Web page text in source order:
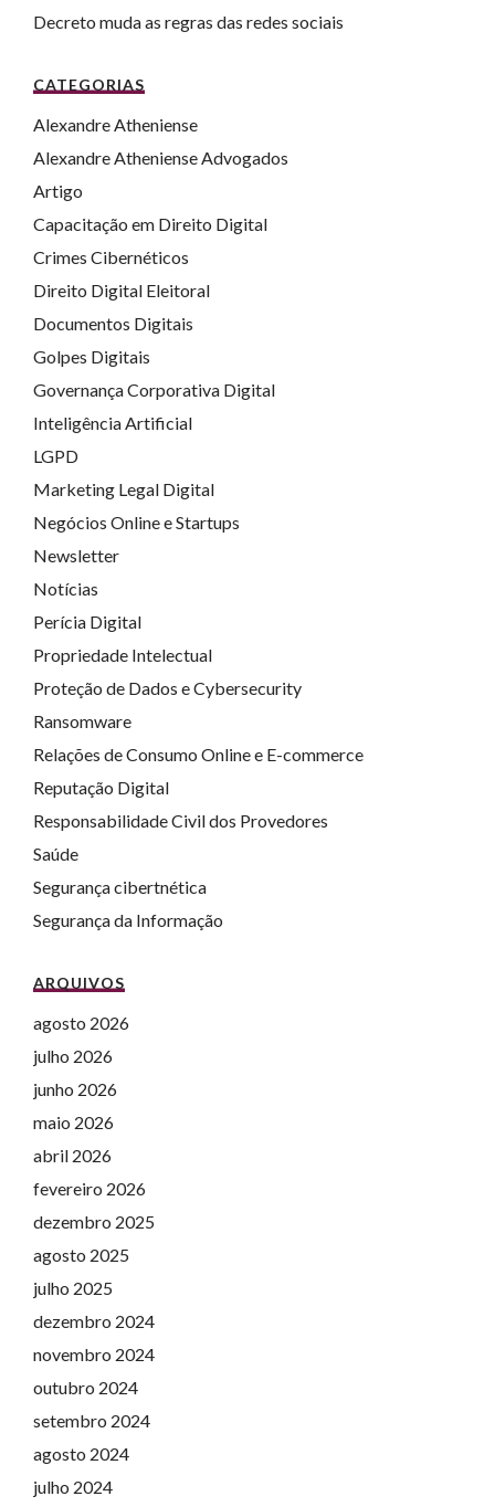
Decreto muda as regras das redes sociais
CATEGORIAS
Alexandre Atheniense
Alexandre Atheniense Advogados
Artigo
Capacitação em Direito Digital
Crimes Cibernéticos
Direito Digital Eleitoral
Documentos Digitais
Golpes Digitais
Governança Corporativa Digital
Inteligência Artificial
LGPD
Marketing Legal Digital
Negócios Online e Startups
Newsletter
Notícias
Perícia Digital
Propriedade Intelectual
Proteção de Dados e Cybersecurity
Ransomware
Relações de Consumo Online e E-commerce
Reputação Digital
Responsabilidade Civil dos Provedores
Saúde
Segurança cibertnética
Segurança da Informação
ARQUIVOS
agosto 2026
julho 2026
junho 2026
maio 2026
abril 2026
fevereiro 2026
dezembro 2025
agosto 2025
julho 2025
dezembro 2024
novembro 2024
outubro 2024
setembro 2024
agosto 2024
julho 2024